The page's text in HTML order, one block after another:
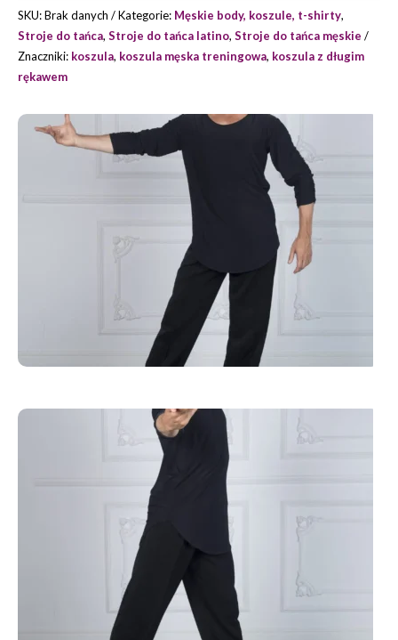
LONZO
MARKI
SENGA.
SKU:Brak danych Kategorie: Męskie body, koszule, t-shirty,
Stroje do tańca, Stroje do tańca latino, Stroje do tańca męskie
Znaczniki: koszula, koszula męska treningowa, koszula z długim
rękawem